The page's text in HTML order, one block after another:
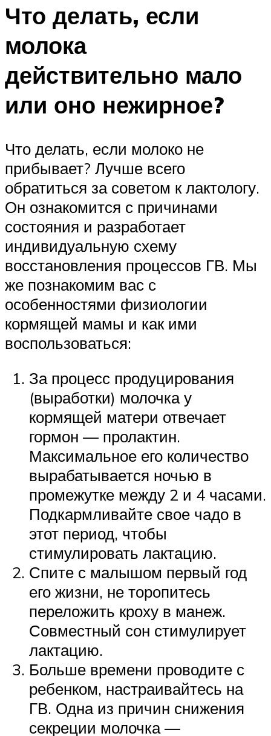
Что делать, если
молока
действительно мало
или оно нежирное?
Что делать, если молоко не
прибывает? Лучше всего
обратиться за советом к лактологу.
Он ознакомится с причинами
состояния и разработает
индивидуальную схему
восстановления процессов ГВ. Мы
же познакомим вас с
особенностями физиологии
кормящей мамы и как ими
воспользоваться:
За процесс продуцирования
(выработки) молочка у
кормящей матери отвечает
гормон — пролактин.
Максимальное его количество
вырабатывается ночью в
промежутке между 2 и 4 часами.
Подкармливайте свое чадо в
этот период, чтобы
стимулировать лактацию.
Спите с малышом первый год
его жизни, не торопитесь
переложить кроху в манеж.
Совместный сон стимулирует
лактацию.
Больше времени проводите с
ребенком, настраивайтесь на
ГВ. Одна из причин снижения
секреции молочка —